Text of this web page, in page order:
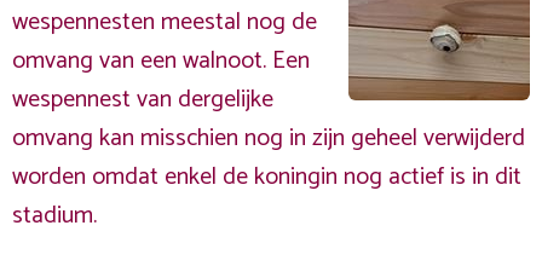
wespennesten meestal nog de
omvang van een walnoot. Een
wespennest van dergelijke
omvang kan misschien nog in zijn geheel verwijderd
worden omdat enkel de koningin nog actief is in dit
stadium.